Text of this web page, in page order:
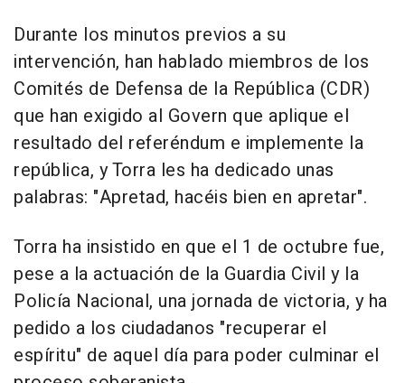
Durante los minutos previos a su
intervención, han hablado miembros de los
Comités de Defensa de la República (CDR)
que han exigido al Govern que aplique el
resultado del referéndum e implemente la
república, y Torra les ha dedicado unas
palabras: "Apretad, hacéis bien en apretar".
Torra ha insistido en que el 1 de octubre fue,
pese a la actuación de la Guardia Civil y la
Policía Nacional, una jornada de victoria, y ha
pedido a los ciudadanos "recuperar el
espíritu" de aquel día para poder culminar el